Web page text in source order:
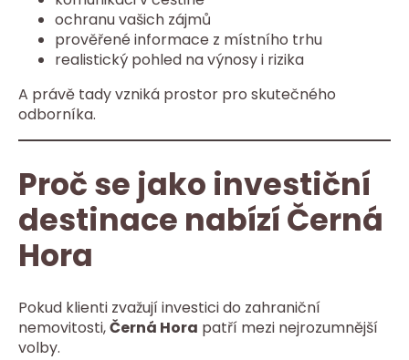
ochranu vašich zájmů
prověřené informace z místního trhu
realistický pohled na výnosy i rizika
A právě tady vzniká prostor pro skutečného
odborníka.
Proč se jako investiční
destinace nabízí Černá
Hora
Pokud klienti zvažují investici do zahraniční
nemovitosti,Černá Hora patří mezi nejrozumnější
volby.